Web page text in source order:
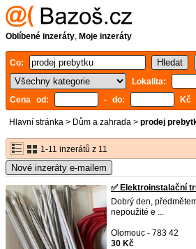
Oblíbené inzeráty, Moje inzeráty
Co:
Lokalita:
Cena od:
- do: Kč
Hlavní stránka > Dům a zahrada > prodej
1-11 inzerátů z 11
Nové inzeráty e-mailem
✅ Elektroinstalační
Dobrý den,
nepoužité e ...
Olomouc - 783 42
30 Kč